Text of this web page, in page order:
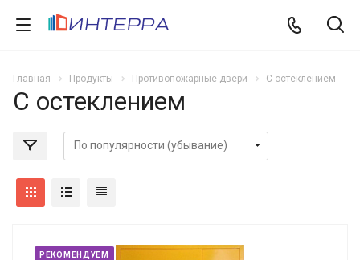
Главная Продукты Противопожарные двери С остеклением
С остеклением
РЕКОМЕНДУЕМ